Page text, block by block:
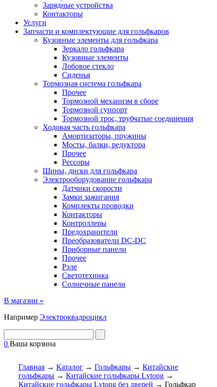
Зарядные устройства
Контакторы
Услуги
Запчасти и комплектующие для гольфкаров
Кузовные элементы для гольфкара
Зеркало гольфкара
Кузовные элементы
Лобовое стекло
Сиденья
Тормозная система гольфкара
Прочее
Тормозной механизм в сборе
Тормозной суппорт
Тормозной трос, трубчатые соединения
Ходовая часть гольфкара
Амортизаторы, пружины
Мосты, балки, редуктора
Прочее
Рессоры
Шины, диски для гольфкара
Электрооборудование гольфкара
Датчики скорости
Замки зажигания
Комплекты проводки
Контакторы
Контроллеры
Предохранители
Преобразователи DC-DC
Приборные панели
Прочее
Рэле
Светотехника
Солнечные панели
В магазин »
Например Электроквадроцикл
0 Ваша корзина
Главная → Каталог → Гольфкары → Китайские
гольфкары → Китайские гольфкары Lvtong →
Китайские гольфкары Lvtong без дверей → Гольфкар